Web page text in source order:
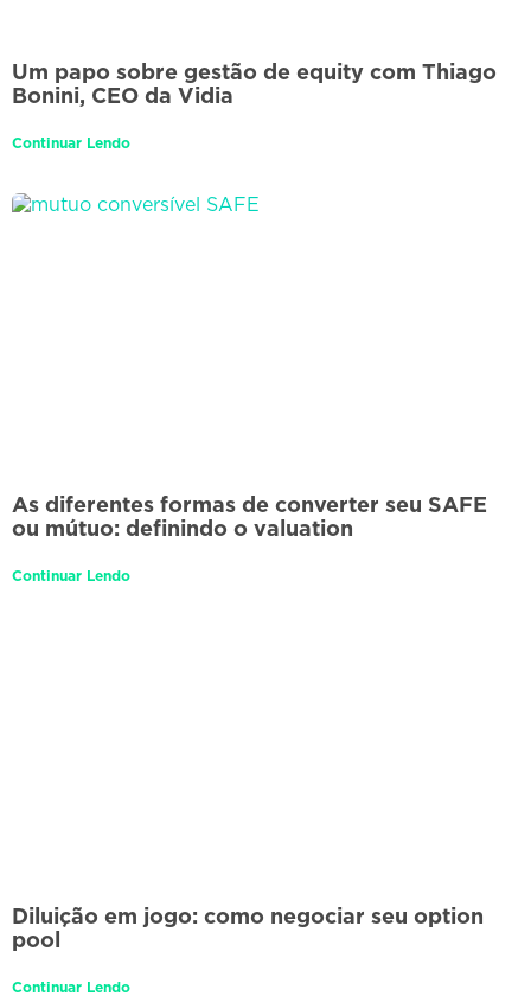
Um papo sobre gestão de equity com Thiago
Bonini, CEO da Vidia
Continuar Lendo
As diferentes formas de converter seu SAFE
ou mútuo: definindo o valuation
Continuar Lendo
Diluição em jogo: como negociar seu option
pool
Continuar Lendo